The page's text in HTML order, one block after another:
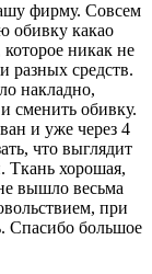
фирму. Совсем
обивку какао
никак не
разных средств.
накладно,
сменить обивку.
и уже через 4
что выглядит
Ткань хорошая,
вышло весьма
при
Спасибо большое